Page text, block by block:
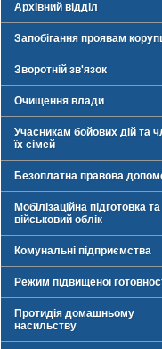
Архівний відділ
Запобігання проявам
Зворотній зв'язок
Очищення влади
Учасникам бойових дій та
їх сімей
Безоплатна правова
Мобілізаційна підготовка та
військовий облік
Комунальні підприємства
Режим підвищеної
Протидія домашньому
насильству